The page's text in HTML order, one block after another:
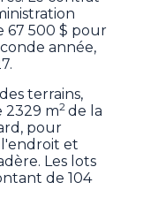
67 500 $ pour
année,
terrains,
2329 m2 de la
pour
et
Les lots
de 104